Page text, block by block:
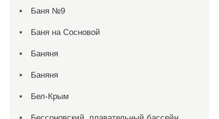
Баня №9
Баня на Сосновой
Баняня
Баняня
Бел-Крым